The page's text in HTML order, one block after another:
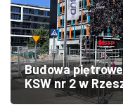
Budowa
KSW nr 2 w